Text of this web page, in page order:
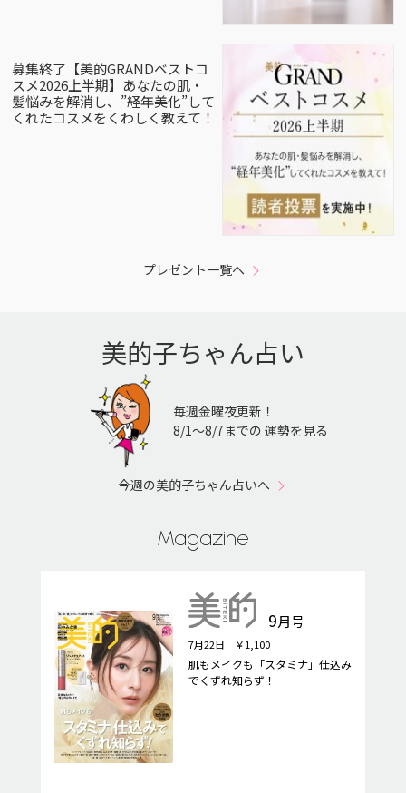
募集終了【美的GRANDベストコ
スメ2026上半期】あなたの肌・
髪悩みを解消し、”経年美化”して
くれたコスメをくわしく教えて！
プレゼント一覧へ
美的子ちゃん占い
毎週金曜夜更新！
8/1〜8/7までの 運勢を見る
今週の美的子ちゃん占いへ
Magazine
9月号
7月22日 ￥1,100
肌もメイクも「スタミナ」仕込み
でくずれ知らず！